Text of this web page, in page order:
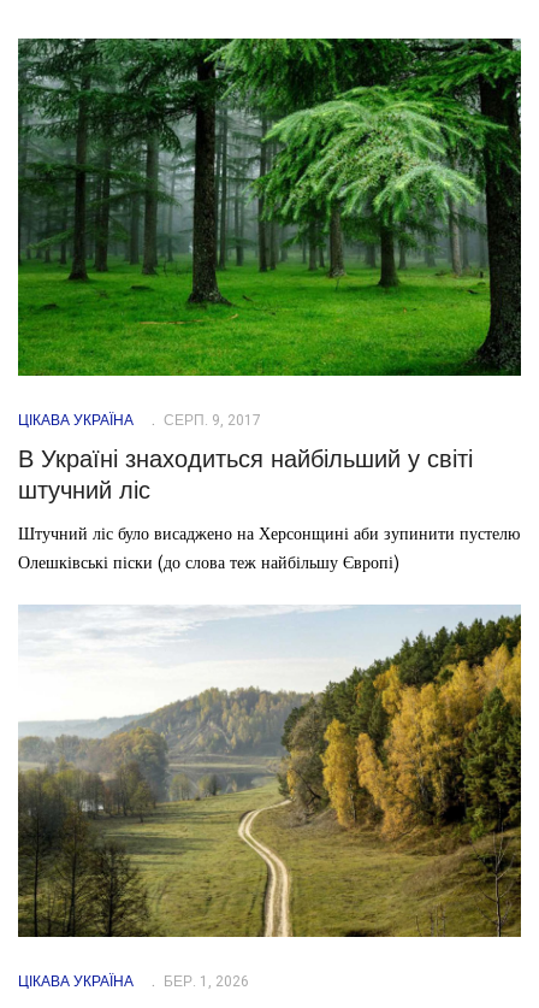
ЦІКАВА УКРАЇНА СЕРП. 9, 2017
В Україні знаходиться найбільший у світі
штучний ліс
Штучний ліс було висаджено на Херсонщині аби зупинити пустелю
Олешківські піски (до слова теж найбільшу Європі)
ЦІКАВА УКРАЇНА БЕР. 1, 2026